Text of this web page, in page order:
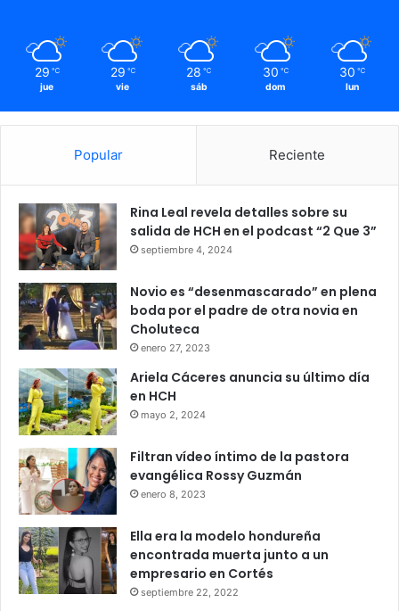
29 ℃
jue
29 ℃
vie
28 ℃
sáb
30 ℃
dom
30 ℃
lun
Popular Reciente
Rina Leal revela detalles sobre su
salida de HCH en el podcast “2 Que 3”
septiembre 4, 2024
Novio es “desenmascarado” en plena
boda por el padre de otra novia en
Choluteca
enero 27, 2023
Ariela Cáceres anuncia su último día
en HCH
mayo 2, 2024
Filtran vídeo íntimo de la pastora
evangélica Rossy Guzmán
enero 8, 2023
Ella era la modelo hondureña
encontrada muerta junto a un
empresario en Cortés
septiembre 22, 2022